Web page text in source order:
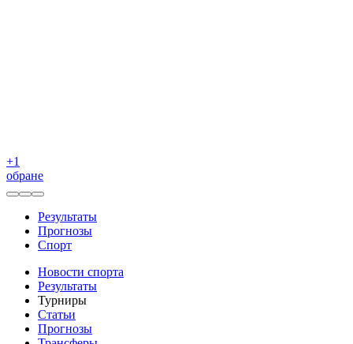
+1
обране
Результаты
Прогнозы
Спорт
Новости спорта
Результаты
Турниры
Статьи
Прогнозы